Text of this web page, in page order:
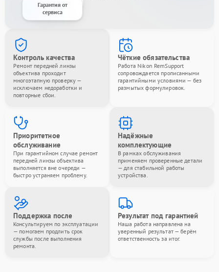
Гарантия от
сервиса
Контроль качества
Ремонт передней линзы
объектива проходит
многоэтапную проверку —
исключаем недоработки и
повторные сбои.
Чёткие обязательства
Работа Nikon RemSupport
сопровождается прописанными
гарантийными условиями — без
размытых формулировок.
Приоритетное
обслуживание
При гарантийном случае ремонт
передней линзы объектива
выполняется вне очереди —
быстро устраняем проблему.
Надёжные
комплектующие
В рамках обслуживания
применяем проверенные детали
— для стабильной работы
устройства.
Поддержка после
Консультируем по эксплуатации
— помогаем продлить срок
службы после выполнения
ремонта.
Результат под гарантией
Наша работа направлена на
уверенный результат — берём
ответственность за итог.